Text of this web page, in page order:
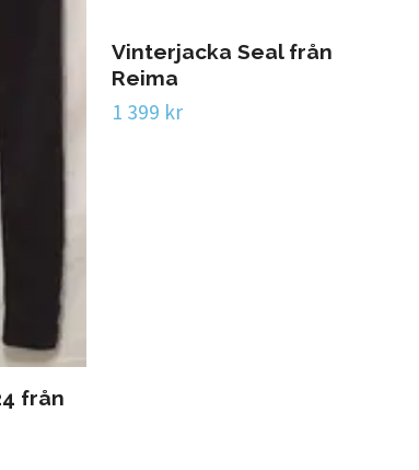
från
Vinterjacka Seal från
Reima
1 399 kr